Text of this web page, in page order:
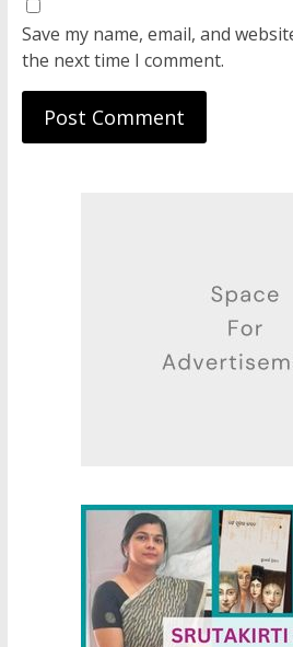
Save my name, email, and
the next time I comment.